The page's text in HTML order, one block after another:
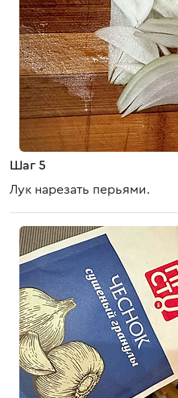
Шаг 5
Лук нарезать перьями.